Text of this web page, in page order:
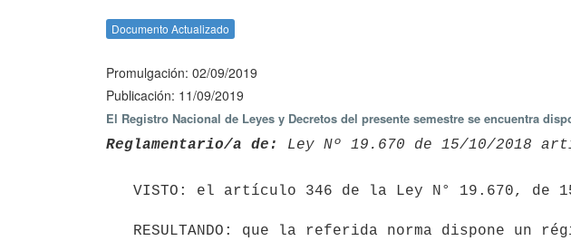
Documento Actualizado
Promulgación: 02/09/2019
Publicación: 11/09/2019
El Registro Nacional de Leyes y Decretos del presente semestre se encuentra
Reglamentario/a de: Ley Nº 19.670 de 15/10/2018